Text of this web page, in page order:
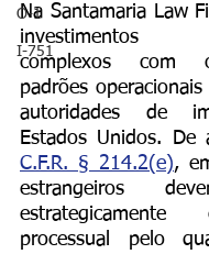
O-1
I-751
Na Santamaria Law
investimentos
complexos com
padrões
autoridades de
Estados Unidos. De
C.F.R. § 214.2(e),
estrangeiros
processual pelo